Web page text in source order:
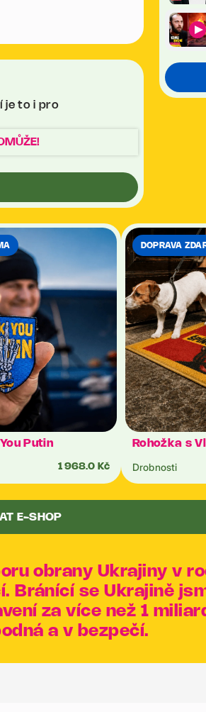
je to i pro
Putin
1 968.0 Kč
DOPRAVA
Rohožka s
Drobnosti
E-SHOP
obrany Ukrajiny v
Bránící se Ukrajině
za více než 1
a v bezpečí.